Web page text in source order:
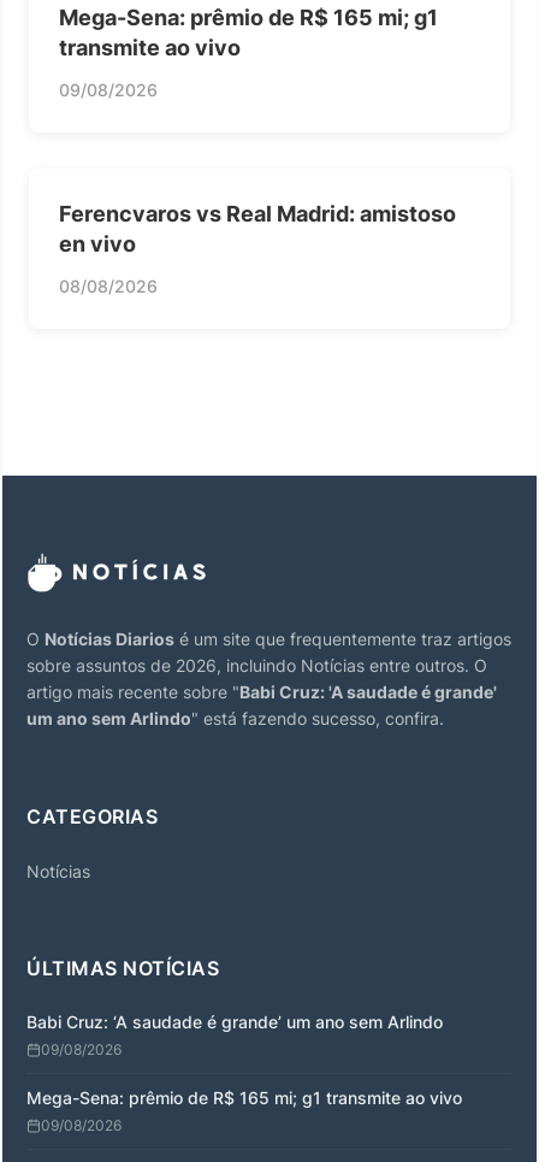
Mega-Sena: prêmio de R$ 165 mi; g1
transmite ao vivo
09/08/2026
Ferencvaros vs Real Madrid: amistoso
en vivo
08/08/2026
O Notícias Diarios é um site que frequentemente traz artigos
sobre assuntos de 2026, incluindo Notícias entre outros. O
artigo mais recente sobre "Babi Cruz: 'A saudade é grande'
um ano sem Arlindo" está fazendo sucesso, confira.
CATEGORIAS
Notícias
ÚLTIMAS NOTÍCIAS
Babi Cruz: ‘A saudade é grande’ um ano sem Arlindo
09/08/2026
Mega-Sena: prêmio de R$ 165 mi; g1 transmite ao vivo
09/08/2026